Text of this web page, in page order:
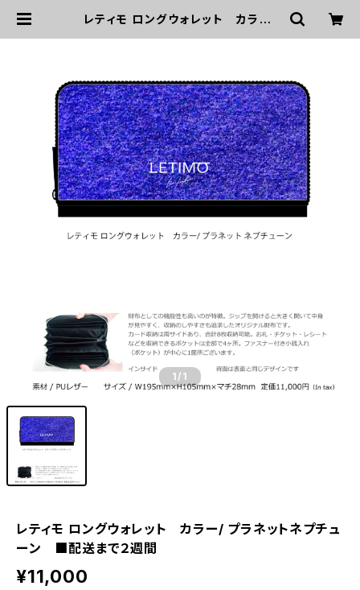
レティモ ロングウォレット カラー/
1 /1
レティモ ロングウォレット カラー/ プラネットネプチュ
ーン ■配送まで２週間
¥11,000